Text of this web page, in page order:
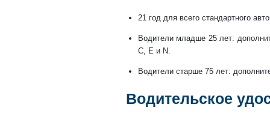
21 год для всего стандартного
Водители младше 25 лет:
C, E и N.
Водители старше 75 лет:
Водительское